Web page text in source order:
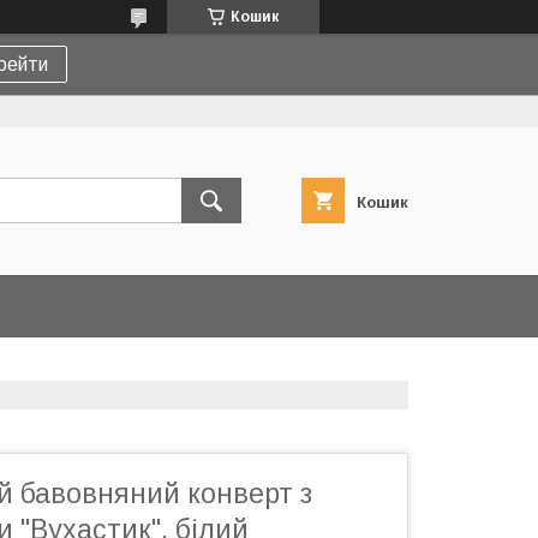
Кошик
Кошик
бавовняний конверт з
"Вухастик", білий